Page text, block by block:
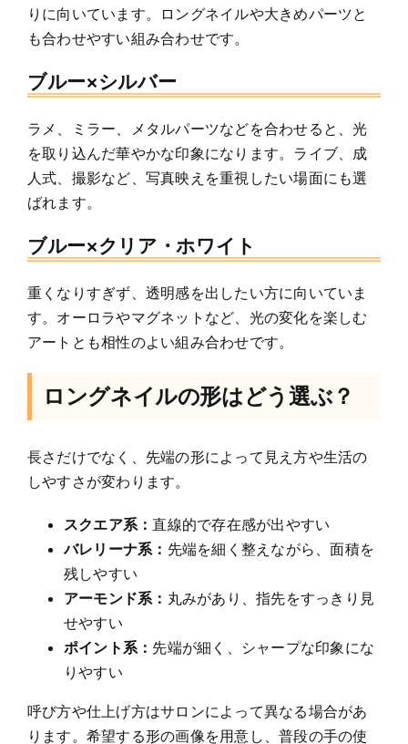
りに向いています。ロングネイルや大きめパーツと
も合わせやすい組み合わせです。
ブルー×シルバー
ラメ、ミラー、メタルパーツなどを合わせると、光
を取り込んだ華やかな印象になります。ライブ、成
人式、撮影など、写真映えを重視したい場面にも選
ばれます。
ブルー×クリア・ホワイト
重くなりすぎず、透明感を出したい方に向いていま
す。オーロラやマグネットなど、光の変化を楽しむ
アートとも相性のよい組み合わせです。
ロングネイルの形はどう選ぶ？
長さだけでなく、先端の形によって見え方や生活の
しやすさが変わります。
スクエア系：直線的で存在感が出やすい
バレリーナ系： 先端を細く整えながら、面積を
残しやすい
アーモンド系： 丸みがあり、指先をすっきり見
せやすい
ポイント系： 先端が細く、シャープな印象にな
りやすい
呼び方や仕上げ方はサロンによって異なる場合があ
ります。希望する形の画像を用意し、普段の手の使